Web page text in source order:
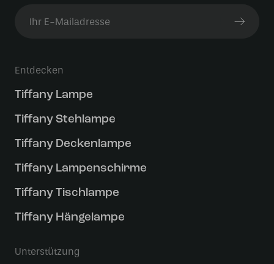
Entdecken
Tiffany Lampe
Tiffany Stehlampe
Tiffany Deckenlampe
Tiffany Lampenschirme
Tiffany Tischlampe
Tiffany Hängelampe
Unterstützung